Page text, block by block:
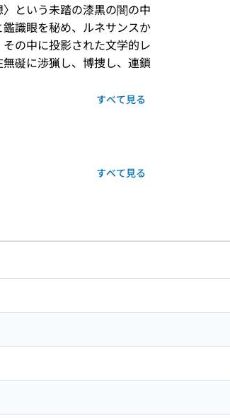
という未踏の漆黒の闇の中
識眼を秘め、ルネサンスか
の中に投影された文学的レ
礙に渉猟し、博捜し、連鎖
すべて見る
すべて見る
ンク